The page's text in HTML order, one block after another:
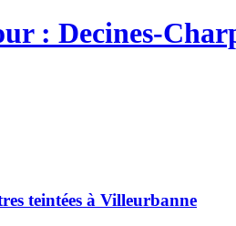
: Decines-
teintées à Villeurbanne